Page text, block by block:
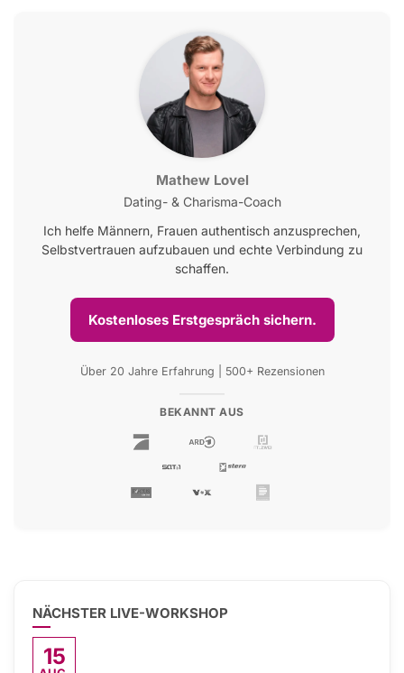
Mathew Lovel
Dating- & Charisma-Coach
Ich helfe Männern, Frauen authentisch anzusprechen,
Selbstvertrauen aufzubauen und echte Verbindung zu
schaffen.
Kostenloses Erstgespräch sichern.
Über 20 Jahre Erfahrung | 500+ Rezensionen
BEKANNT AUS
NÄCHSTER LIVE-WORKSHOP
15